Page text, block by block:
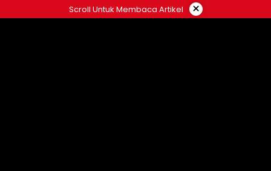
to
Scroll Untuk Membaca Artikel ×